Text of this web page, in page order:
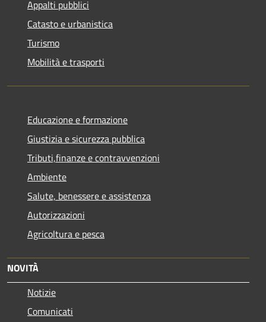
Appalti pubblici
Catasto e urbanistica
Turismo
Mobilità e trasporti
Educazione e formazione
Giustizia e sicurezza pubblica
Tributi,finanze e contravvenzioni
Ambiente
Salute, benessere e assistenza
Autorizzazioni
Agricoltura e pesca
NOVITÀ
Notizie
Comunicati